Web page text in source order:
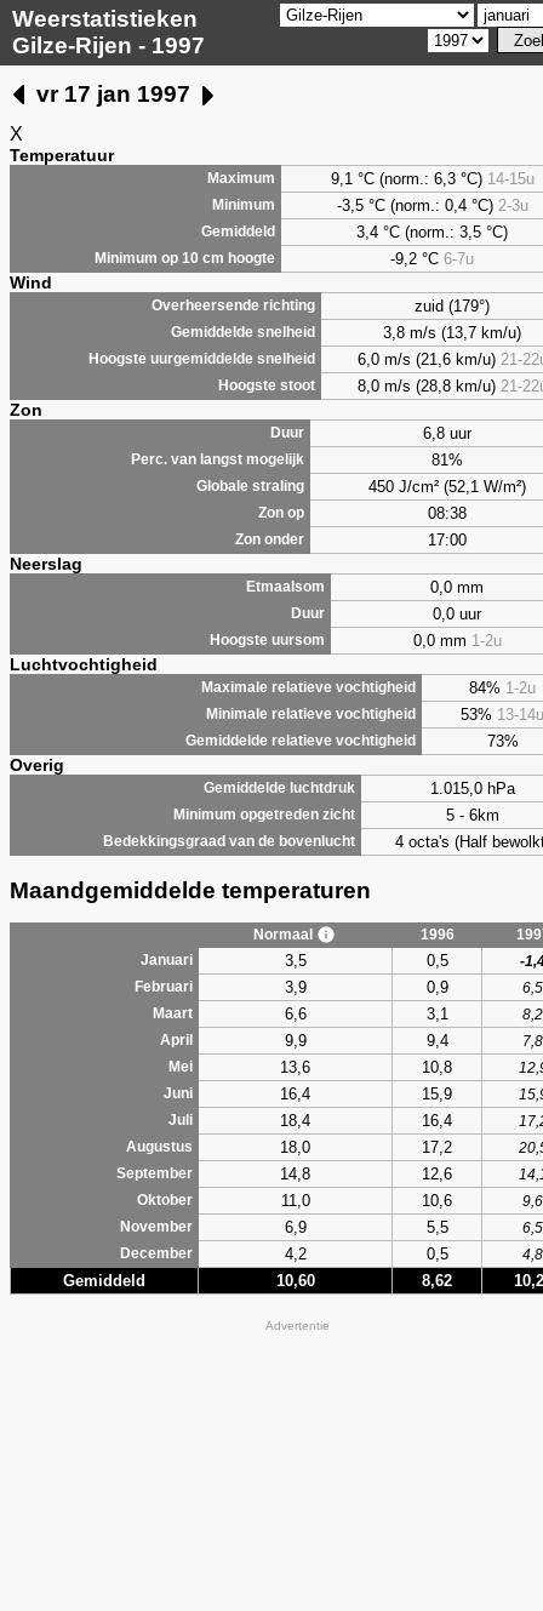
Weerstatistieken
Gilze-Rijen - 1997
vr 17 jan 1997
X
Temperatuur
Maximum 9,1 °C (norm.: 6,3 °C) 14-15u
Minimum -3,5 °C (norm.: 0,4 °C) 2-3u
Gemiddeld 3,4 °C (norm.: 3,5 °C)
Minimum op 10 cm hoogte -9,2 °C 6-7u
Wind
Overheersende richting zuid (179°)
Gemiddelde snelheid 3,8 m/s (13,7 km/u)
Hoogste uurgemiddelde snelheid 6,0 m/s (21,6 km/u) 21-
Hoogste stoot 8,0 m/s (28,8 km/u) 21-
Zon
Duur 6,8 uur
Perc. van langst mogelijk 81%
Globale straling 450 J/cm² (52,1 W/m²)
Zon op 08:38
Zon onder 17:00
Neerslag
Etmaalsom 0,0 mm
Duur 0,0 uur
Hoogste uursom 0,0 mm 1-2u
Luchtvochtigheid
Maximale relatieve vochtigheid 84% 1-2u
Minimale relatieve vochtigheid 53% 13-14u
Gemiddelde relatieve vochtigheid 73%
Overig
Gemiddelde luchtdruk 1.015,0 hPa
Minimum opgetreden zicht 5 - 6km
Bedekkingsgraad van de bovenlucht 4 octa's (Half
Maandgemiddelde temperaturen
Normaal 1996
Januari
3,5 0,5
-
Februari
3,9 0,9
6,5
Maart
6,6 3,1
8,2
April
9,9 9,4
7,8
Mei
13,6 10,8
Juni
16,4 15,9
Juli
18,4 16,4
Augustus
18,0 17,2
September
14,8 12,6
Oktober
11,0 10,6
9,6
November
6,9 5,5
6,5
December
4,2 0,5 4,8
Gemiddeld 10,60 8,62
Advertentie